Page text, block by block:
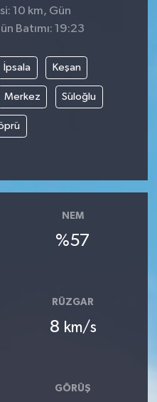
10 km, Gün
Batımı: 19:23
İpsala Keşan
Merkez Süloğlu
NEM
%57
RÜZGAR
8 km/s
GÖRÜŞ